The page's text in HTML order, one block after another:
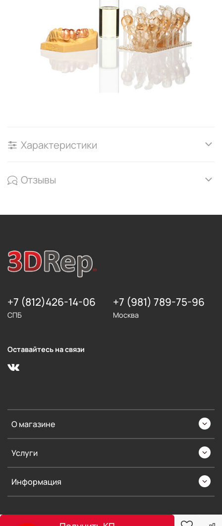
Характеристики
Отзывы
О магазине
Услуги
Информация
+7 (812)426-14-06
СПБ
+7 (981) 789-75-96
Москва
Оставайтесь на связи